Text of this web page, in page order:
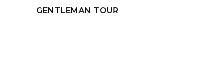
GENTLEMAN TOUR